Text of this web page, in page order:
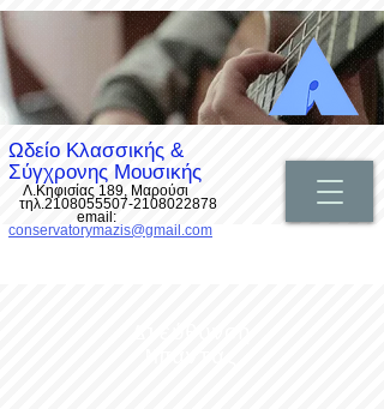
Ωδείο Κλασσικής &
Σύγχρονης Μουσικής
Λ.Κηφισίας 189, Μαρούσι
τηλ.2108055507-2108022878
email:
conservatorymazis@gmail.com